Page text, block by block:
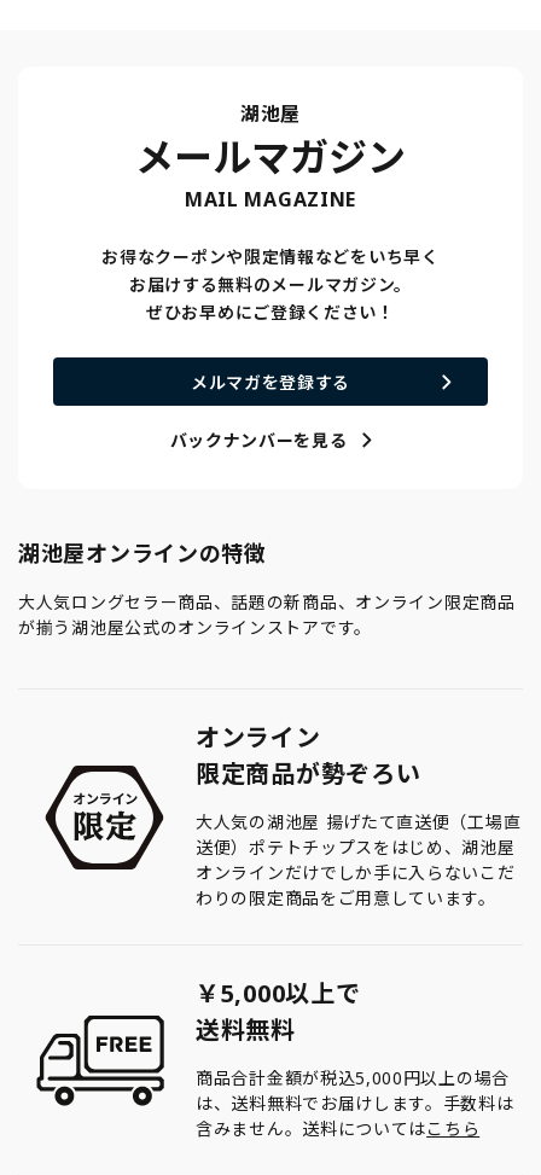
湖池屋
メールマガジン
MAIL MAGAZINE
お得なクーポンや限定情報などをいち早く
お届けする無料のメールマガジン。
ぜひお早めにご登録ください！
メルマガを登録する
バックナンバーを見る
湖池屋オンラインの特徴
大人気ロングセラー商品、話題の新商品、オンライン限定商品
が揃う湖池屋公式のオンラインストアです。
オンライン
限定商品が勢ぞろい
大人気の湖池屋 揚げたて直送便（工場直
送便）ポテトチップスをはじめ、湖池屋
オンラインだけでしか手に入らないこだ
わりの限定商品をご用意しています。
￥5,000以上で
送料無料
商品合計金額が税込5,000円以上の場合
は、送料無料でお届けします。手数料は
含みません。送料についてはこちら